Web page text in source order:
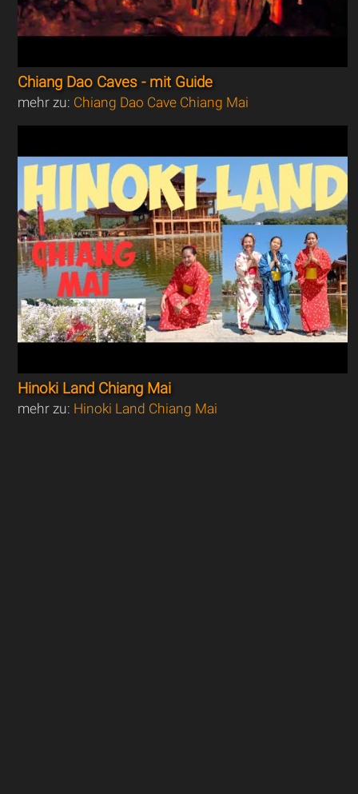
Chiang Dao Caves - mit Guide
mehr zu: Chiang Dao Cave Chiang Mai
Hinoki Land Chiang Mai
mehr zu: Hinoki Land Chiang Mai